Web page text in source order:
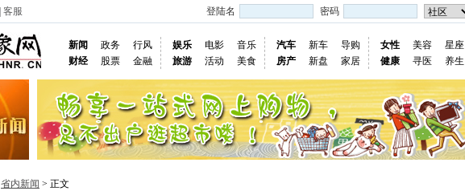
客服 登陆名 密码
新闻 政务
行风
财经
股票 金融
娱乐 电影
音乐
旅游
活动 美食
汽车 新车
导购
房产
新盘 家居
女性 美容
星座
健康
寻医 养生
省内新闻 > 正文